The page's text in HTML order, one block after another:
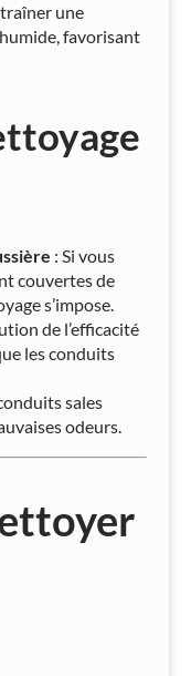
une
favorisant
: Si vous
couvertes de
s’impose.
de l’efficacité
les conduits
sales
odeurs.